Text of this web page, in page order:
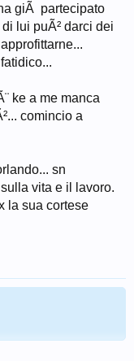
giÃ partecipato
lui puÃ² darci dei
ke a me manca
comincio a
sn
vita e il lavoro.
la sua cortese